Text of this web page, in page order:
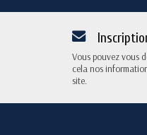
Vous pouvez vous
cela nos
site.